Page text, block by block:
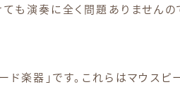
も演奏に全く問題ありませんの
楽器」です。これらはマウスピ